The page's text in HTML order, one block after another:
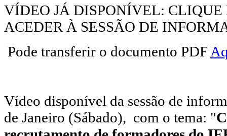
VÍDEO JÁ DISPONÍVEL:
ACEDER À SESSÃO DE
Pode transferir o documento PDF
Vídeo disponível da sessão de
de Janeiro (Sábado), com o tema: "